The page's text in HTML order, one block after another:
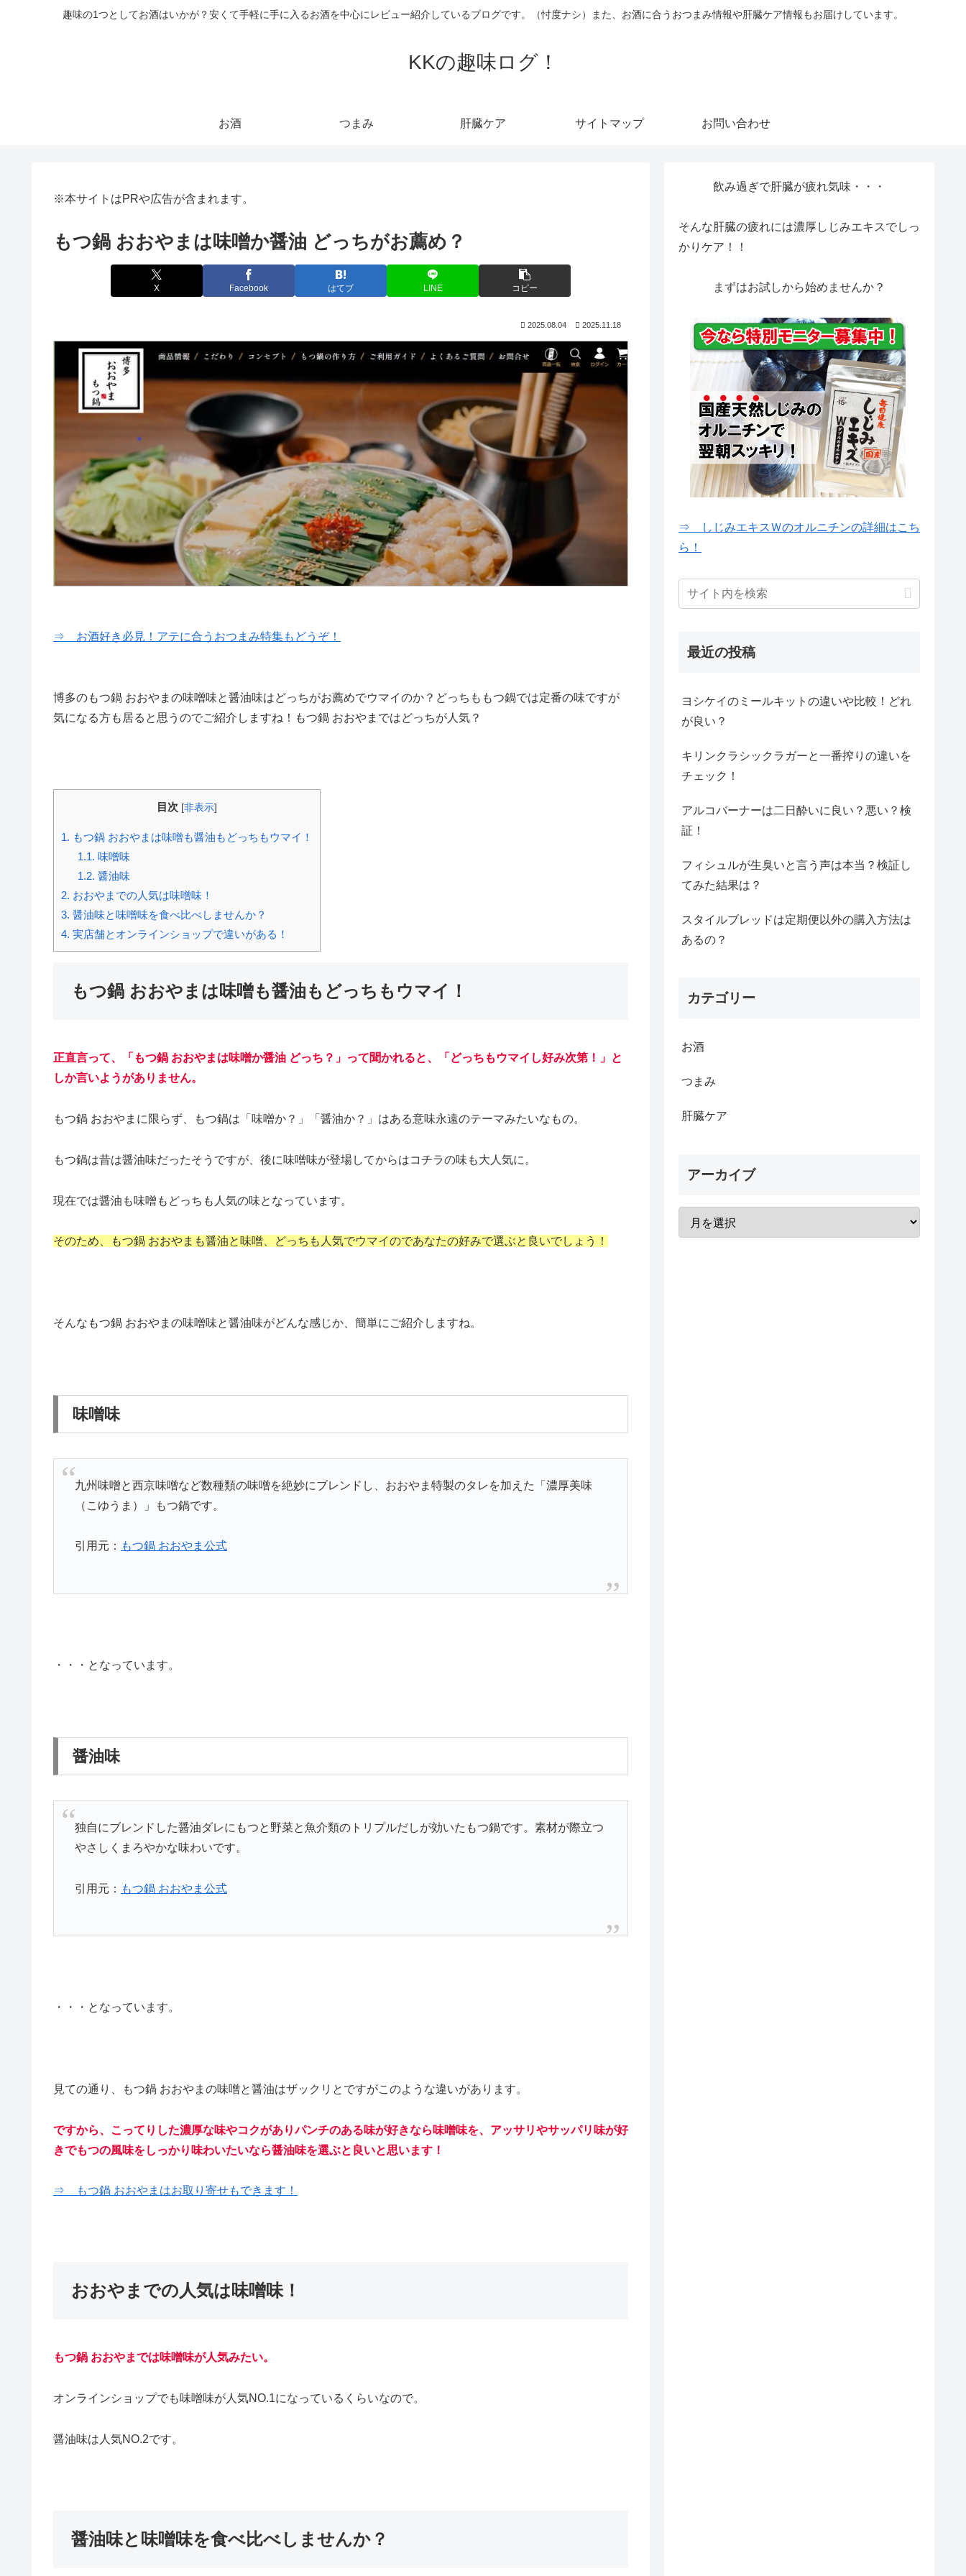
趣味の1つとしてお酒はいかが？安くて手軽に手に入るお酒を中心にレビュー紹介しているブログです。（忖度ナシ）また、お酒に合うおつまみ情報や肝臓ケア情報もお届けしています。
KKの趣味ログ！
お酒 つまみ 肝臓ケア サイトマップ お問い合わせ
※本サイトはPRや広告が含まれます。
もつ鍋 おおやまは味噌か醤油 どっちがお薦め？
X Facebook はてブ LINE コピー
2025.08.04 2025.11.18
⇒ お酒好き必見！アテに合うおつまみ特集もどうぞ！
博多のもつ鍋 おおやまの味噌味と醤油味はどっちがお薦めでウマイのか？どっちももつ鍋では定番の味ですが
気になる方も居ると思うのでご紹介しますね！もつ鍋 おおやまではどっちが人気？
目次 [非表示]
1. もつ鍋 おおやまは味噌も醤油もどっちもウマイ！
1.1. 味噌味
1.2. 醤油味
2. おおやまでの人気は味噌味！
3. 醤油味と味噌味を食べ比べしませんか？
4. 実店舗とオンラインショップで違いがある！
もつ鍋 おおやまは味噌も醤油もどっちもウマイ！
正直言って、「もつ鍋 おおやまは味噌か醤油 どっち？」って聞かれると、「どっちもウマイし好み次第！」と
しか言いようがありません。
もつ鍋 おおやまに限らず、もつ鍋は「味噌か？」「醤油か？」はある意味永遠のテーマみたいなもの。
もつ鍋は昔は醤油味だったそうですが、後に味噌味が登場してからはコチラの味も大人気に。
現在では醤油も味噌もどっちも人気の味となっています。
そのため、もつ鍋 おおやまも醤油と味噌、どっちも人気でウマイのであなたの好みで選ぶと良いでしょう！
そんなもつ鍋 おおやまの味噌味と醤油味がどんな感じか、簡単にご紹介しますね。
味噌味
九州味噌と西京味噌など数種類の味噌を絶妙にブレンドし、おおやま特製のタレを加えた「濃厚美味
（こゆうま）」もつ鍋です。
引用元： もつ鍋 おおやま公式
・・・となっています。
醤油味
独自にブレンドした醤油ダレにもつと野菜と魚介類のトリプルだしが効いたもつ鍋です。素材が際立つ
やさしくまろやかな味わいです。
引用元： もつ鍋 おおやま公式
・・・となっています。
見ての通り、もつ鍋 おおやまの味噌と醤油はザックリとですがこのような違いがあります。
ですから、こってりした濃厚な味やコクがありパンチのある味が好きなら味噌味を、アッサリやサッパリ味が好
きでもつの風味をしっかり味わいたいなら醤油味を選ぶと良いと思います！
⇒ もつ鍋 おおやまはお取り寄せもできます！
おおやまでの人気は味噌味！
もつ鍋 おおやまでは味噌味が人気みたい。
オンラインショップでも味噌味が人気NO.1になっているくらいなので。
醤油味は人気NO.2です。
醤油味と味噌味を食べ比べしませんか？
飲み過ぎで肝臓が疲れ気味・・・
そんな肝臓の疲れには濃厚しじみエキスでしっ
かりケア！！
まずはお試しから始めませんか？
⇒ しじみエキスＷのオルニチンの詳細はこち
ら！
最近の投稿
ヨシケイのミールキットの違いや比較！どれ
が良い？
キリンクラシックラガーと一番搾りの違いを
チェック！
アルコバーナーは二日酔いに良い？悪い？検
証！
フィシュルが生臭いと言う声は本当？検証し
てみた結果は？
スタイルブレッドは定期便以外の購入方法は
あるの？
カテゴリー
お酒
つまみ
肝臓ケア
アーカイブ